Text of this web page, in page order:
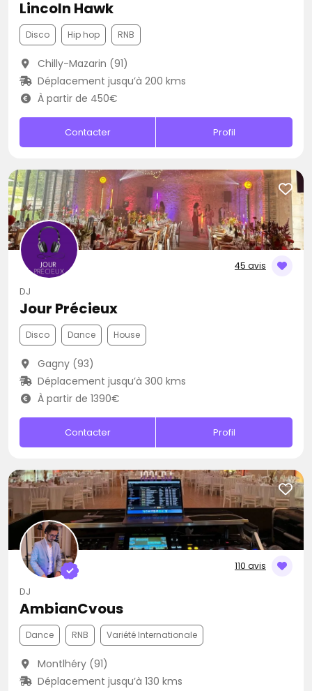
Lincoln Hawk
Disco Hip hop RNB
Chilly-Mazarin (91)
Déplacement jusqu’à 200 kms
À partir de 450€
Contacter Profil
45 avis
DJ
Jour Précieux
Disco Dance House
Gagny (93)
Déplacement jusqu’à 300 kms
À partir de 1390€
Contacter Profil
110 avis
DJ
AmbianCvous
Dance RNB Variété Internationale
Montlhéry (91)
Déplacement jusqu’à 130 kms